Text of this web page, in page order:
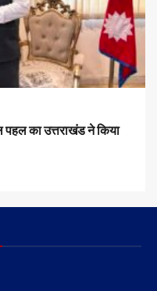
का उत्तराखंड ने किया